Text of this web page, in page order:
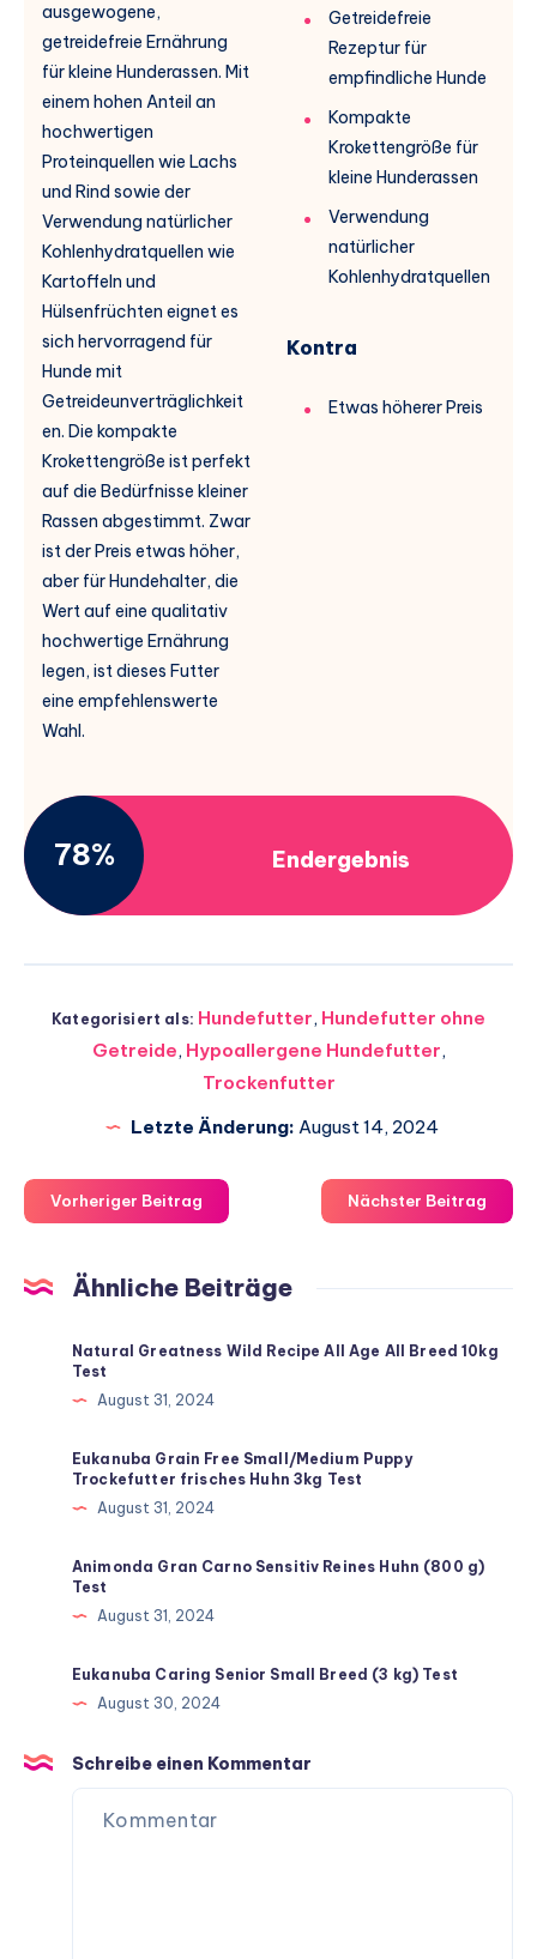
ausgewogene,
getreidefreie Ernährung
für kleine Hunderassen. Mit
einem hohen Anteil an
hochwertigen
Proteinquellen wie Lachs
und Rind sowie der
Verwendung natürlicher
Kohlenhydratquellen wie
Kartoffeln und
Hülsenfrüchten eignet es
sich hervorragend für
Hunde mit
Getreideunverträglichkeit
en. Die kompakte
Krokettengröße ist perfekt
auf die Bedürfnisse kleiner
Rassen abgestimmt. Zwar
ist der Preis etwas höher,
aber für Hundehalter, die
Wert auf eine qualitativ
hochwertige Ernährung
legen, ist dieses Futter
eine empfehlenswerte
Wahl.
Getreidefreie
Rezeptur für
empfindliche Hunde
Kompakte
Krokettengröße für
kleine Hunderassen
Verwendung
natürlicher
Kohlenhydratquellen
Kontra
Etwas höherer Preis
78% Endergebnis
Kategorisiert als: Hundefutter, Hundefutter ohne
Getreide, Hypoallergene Hundefutter,
Trockenfutter
Letzte Änderung: August 14, 2024
Vorheriger Beitrag Nächster Beitrag
Ähnliche Beiträge
Natural Greatness Wild Recipe All Age All Breed 10kg
Test
August 31, 2024
Eukanuba Grain Free Small/Medium Puppy
Trockefutter frisches Huhn 3kg Test
August 31, 2024
Animonda Gran Carno Sensitiv Reines Huhn (800 g)
Test
August 31, 2024
Eukanuba Caring Senior Small Breed (3 kg) Test
August 30, 2024
Schreibe einen Kommentar